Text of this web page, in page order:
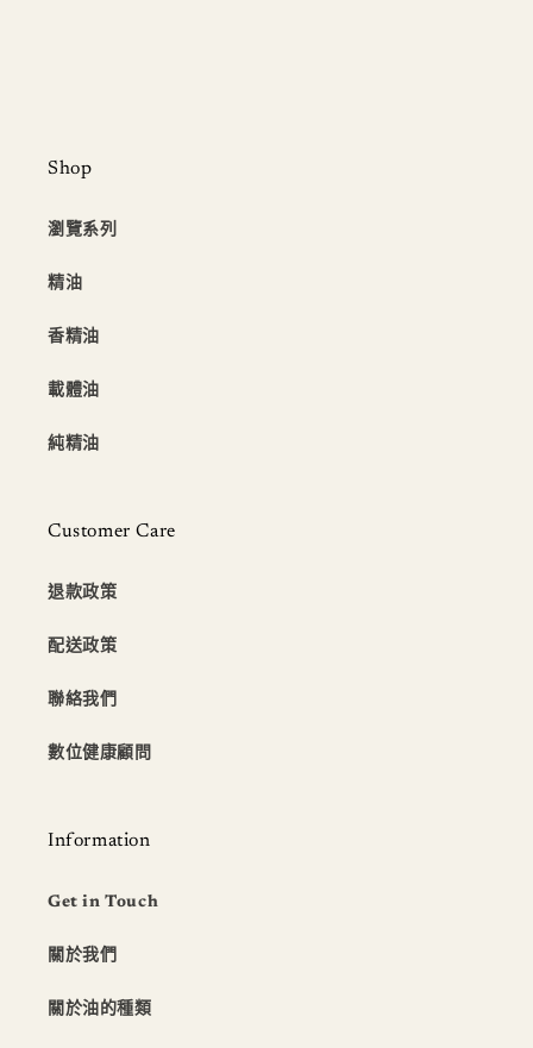
Shop
瀏覽系列
精油
香精油
載體油
純精油
Customer Care
退款政策
配送政策
聯絡我們
數位健康顧問
Information
Get in Touch
關於我們
關於油的種類